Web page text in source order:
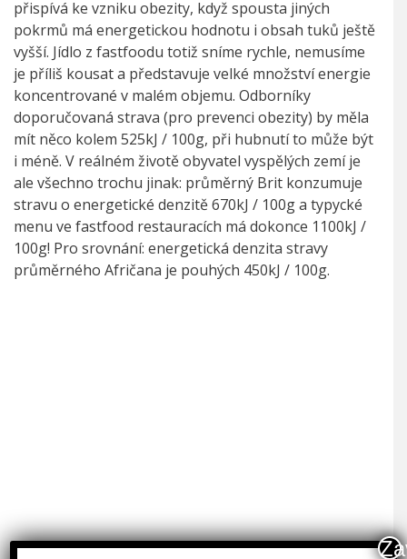
přispívá ke vzniku obezity, když spousta jiných
pokrmů má energetickou hodnotu i obsah tuků ještě
vyšší. Jídlo z fastfoodu totiž sníme rychle, nemusíme
je příliš kousat a představuje velké množství energie
koncentrované v malém objemu. Odborníky
doporučovaná strava (pro prevenci obezity) by měla
mít něco kolem 525kJ / 100g, při hubnutí to může být
i méně. V reálném životě obyvatel vyspělých zemí je
ale všechno trochu jinak: průměrný Brit konzumuje
stravu o energetické denzitě 670kJ / 100g a typycké
menu ve fastfood restauracích má dokonce 1100kJ /
100g! Pro srovnání: energetická denzita stravy
průměrného Afričana je pouhých 450kJ / 100g.